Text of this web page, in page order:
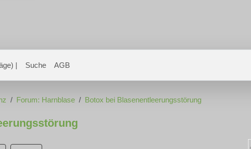
| Suche AGB
Forum: Harnblase Botox bei Blasenentleerungsstörung